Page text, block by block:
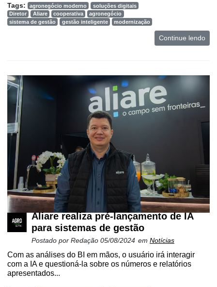
Tags: agronegócio moderno
soluções digitais
Diretor
Aliare cooperativa
agronegócio
sistema de gestão
gestão inteligente modernização
Continue lendo
Aliare realiza pré-lançamento de IA
para sistemas de gestão
Postado por Redação 05/08/2024 em Notícias
Com as análises do BI em mãos, o usuário irá interagir
com a IA e questioná-la sobre os números e relatórios
apresentados...